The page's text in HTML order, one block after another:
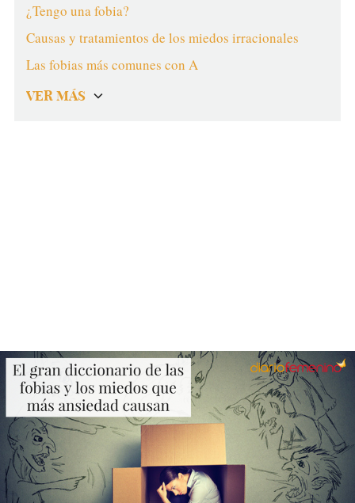
¿Tengo una fobia?
Causas y tratamientos de los miedos irracionales
Las fobias más comunes con A